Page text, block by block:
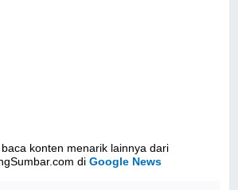
konten menarik lainnya dari
diGoogle News